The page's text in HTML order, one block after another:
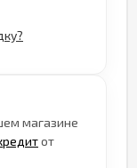
магазине
от